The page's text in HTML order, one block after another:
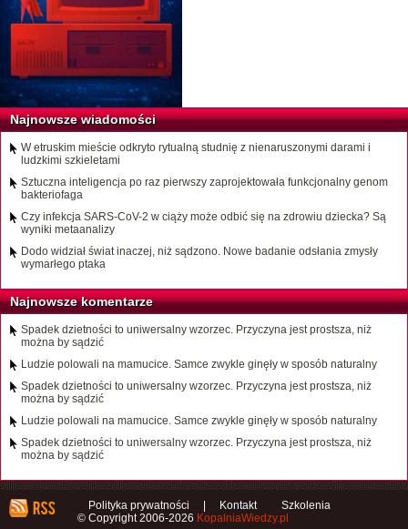
Najnowsze wiadomości
W etruskim mieście odkryto rytualną studnię z nienaruszonymi darami i
ludzkimi szkieletami
Sztuczna inteligencja po raz pierwszy zaprojektowała funkcjonalny genom
bakteriofaga
Czy infekcja SARS-CoV-2 w ciąży może odbić się na zdrowiu dziecka? Są
wyniki metaanalizy
Dodo widział świat inaczej, niż sądzono. Nowe badanie odsłania zmysły
wymarłego ptaka
Najnowsze komentarze
Spadek dzietności to uniwersalny wzorzec. Przyczyna jest prostsza, niż
można by sądzić
Ludzie polowali na mamucice. Samce zwykle ginęły w sposób naturalny
Spadek dzietności to uniwersalny wzorzec. Przyczyna jest prostsza, niż
można by sądzić
Ludzie polowali na mamucice. Samce zwykle ginęły w sposób naturalny
Spadek dzietności to uniwersalny wzorzec. Przyczyna jest prostsza, niż
można by sądzić
Polityka prywatności Kontakt
Szkolenia
© Copyright 2006-2026 KopalniaWiedzy.pl